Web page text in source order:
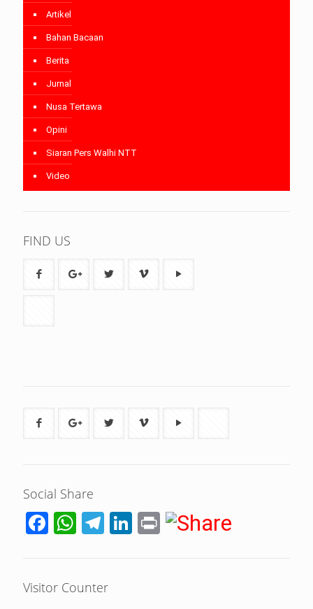
Artikel
Bahan Bacaan
Berita
Jurnal
Nusa Tertawa
Opini
Siaran Pers Walhi NTT
Video
FIND US
Social Share
Facebook
WhatsApp
Telegram
LinkedIn
Print
Visitor Counter